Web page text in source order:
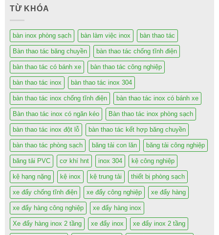
TỪ KHÓA
bàn inox phòng sạch bàn làm việc inox bàn thao tác
Bàn thao tác băng chuyền bàn thao tác chống tĩnh điện
bàn thao tác có bánh xe bàn thao tác công nghiệp
bàn thao tác inox bàn thao tác inox 304
bàn thao tác inox chống tĩnh điện bàn thao tác inox có bánh xe
Bàn thao tác inox có ngăn kéo Bàn thao tác inox phòng sạch
bàn thao tác inox đột lỗ bàn thao tác kết hợp băng chuyền
bàn thao tác phòng sạch băng tải con lăn băng tải công nghiệp
băng tải PVC cơ khí hnt inox 304 kệ công nghiệp
kệ hạng nặng kệ inox kệ trung tải thiết bị phòng sạch
xe đẩy chống tĩnh điện xe đẩy công nghiệp xe đẩy hàng
xe đẩy hàng công nghiệp xe đẩy hàng inox
Xe đẩy hàng inox 2 tầng xe đẩy inox xe đẩy inox 2 tầng